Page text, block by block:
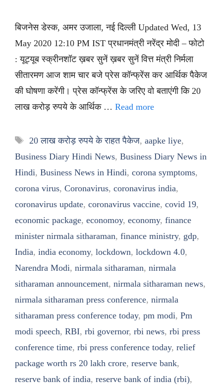
बिजनेस डेस्क, अमर उजाला, नई दिल्ली Updated Wed, 13
May 2020 12:10 PM IST प्रधानमंत्री नरेंद्र मोदी – फोटो
: यूट्यूब स्क्रीनशॉट ख़बर सुनें ख़बर सुनें वित्त मंत्री निर्मला
सीतारमण आज शाम चार बजे प्रेस कॉन्फ्रेंस कर आर्थिक पैकेज
की घोषणा करेंगी। प्रेस कॉन्फ्रेंस के जरिए वो बताएंगी कि 20
लाख करोड़ रुपये के आर्थिक … Read more
Tags
20 लाख करोड़ रुपये के राहत पैकेज, aapke liye,
Business Diary Hindi News, Business Diary News in
Hindi, Business News in Hindi, corona symptoms,
corona virus, Coronavirus, coronavirus india,
coronavirus update, coronavirus vaccine, covid 19,
economic package, economoy, economy, finance
minister nirmala sitharaman, finance ministry, gdp,
India, india economy, lockdown, lockdown 4.0,
Narendra Modi, nirmala sitharaman, nirmala
sitharaman announcement, nirmala sitharaman news,
nirmala sitharaman press conference, nirmala
sitharaman press conference today, pm modi, Pm
modi speech, RBI, rbi governor, rbi news, rbi press
conference time, rbi press conference today, relief
package worth rs 20 lakh crore, reserve bank,
reserve bank of india, reserve bank of india (rbi),